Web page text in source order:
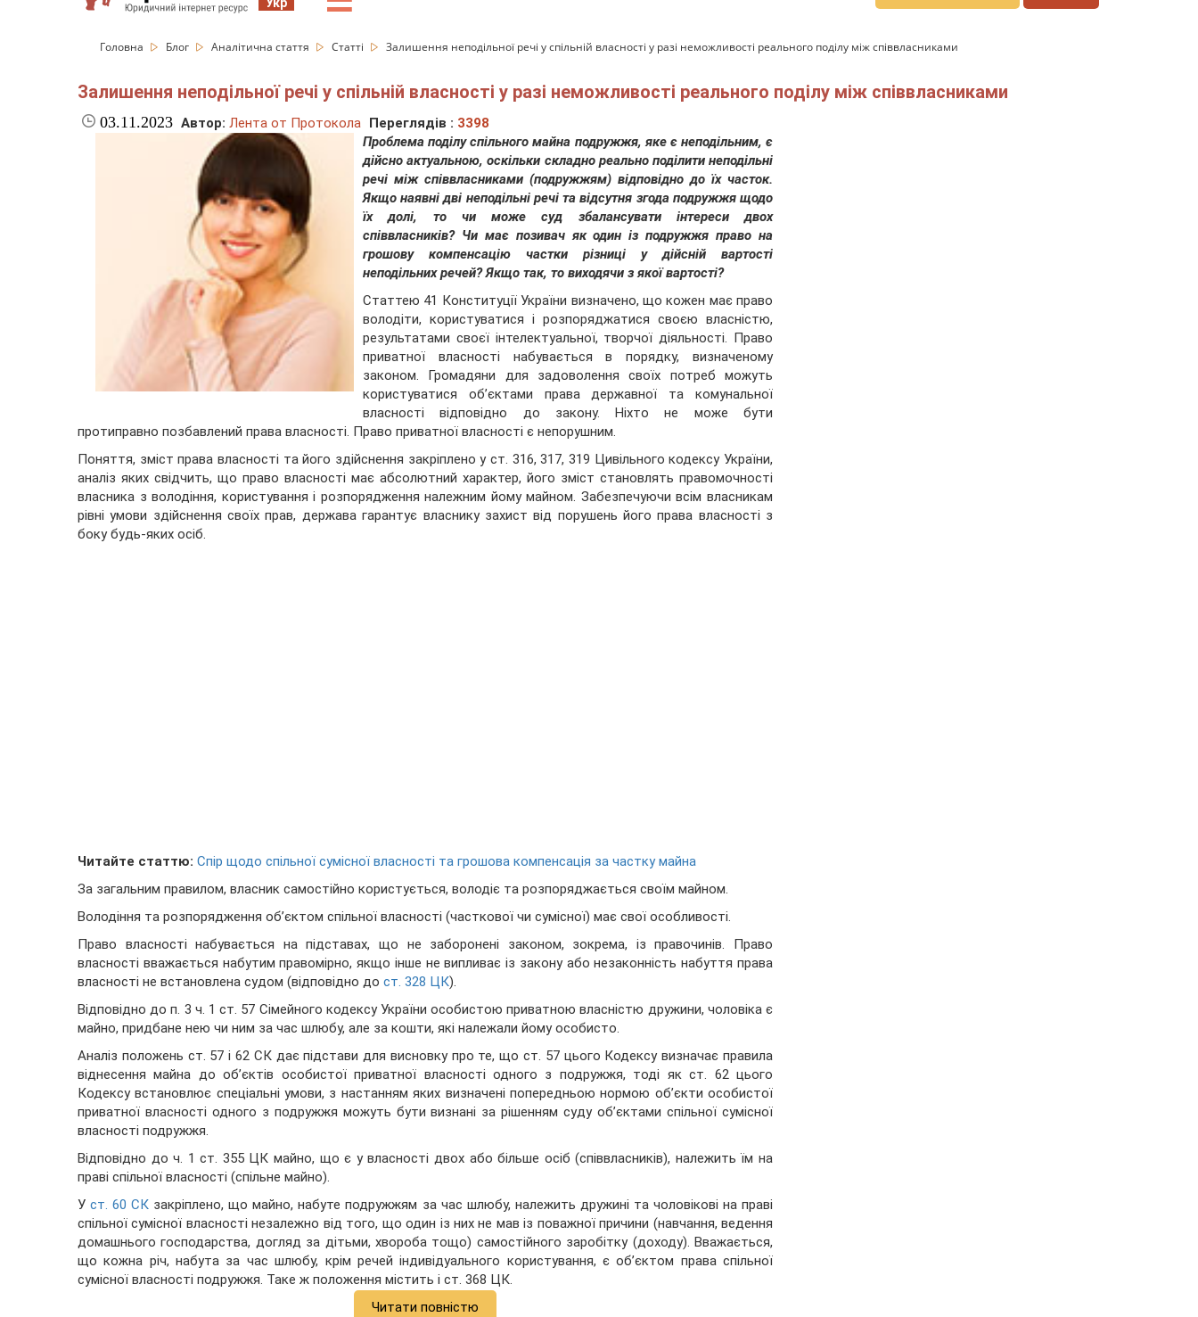
Головна Блог Аналітична стаття Статті Залишення неподільної речі у спільній власності у разі неможливості реального поділу між співвласниками
Залишення неподільної речі у спільній власності у разі неможливості реального поділу між співвласниками
03.11.2023 Автор: Лента от Протокола Переглядів : 3398
Проблема поділу спільного майна подружжя, яке є неподільним, є
дійсно актуальною, оскільки складно реально поділити неподільні
речі між співвласниками (подружжям) відповідно до їх часток.
Якщо наявні дві неподільні речі та відсутня згода подружжя щодо
їх долі, то чи може суд збалансувати інтереси двох
співвласників? Чи має позивач як один із подружжя право на
грошову компенсацію частки різниці у дійсній вартості
неподільних речей? Якщо так, то виходячи з якої вартості?
Статтею 41 Конституції України визначено, що кожен має право
володіти, користуватися і розпоряджатися своєю власністю,
результатами своєї інтелектуальної, творчої діяльності. Право
приватної власності набувається в порядку, визначеному
законом. Громадяни для задоволення своїх потреб можуть
користуватися об’єктами права державної та комунальної
власності відповідно до закону. Ніхто не може бути
протиправно позбавлений права власності. Право приватної власності є непорушним.
Поняття, зміст права власності та його здійснення закріплено у ст. 316, 317, 319 Цивільного кодексу України,
аналіз яких свідчить, що право власності має абсолютний характер, його зміст становлять правомочності
власника з володіння, користування і розпорядження належним йому майном. Забезпечуючи всім власникам
рівні умови здійснення своїх прав, держава гарантує власнику захист від порушень його права власності з
боку будь-яких осіб.
Читайте статтю: Спір щодо спільної сумісної власності та грошова компенсація за частку майна
За загальним правилом, власник самостійно користується, володіє та розпоряджається своїм майном.
Володіння та розпорядження об’єктом спільної власності (часткової чи сумісної) має свої особливості.
Право власності набувається на підставах, що не заборонені законом, зокрема, із правочинів. Право
власності вважається набутим правомірно, якщо інше не випливає із закону або незаконність набуття права
власності не встановлена судом (відповідно до ст. 328 ЦК).
Відповідно до п. 3 ч. 1 ст. 57 Сімейного кодексу України особистою приватною власністю дружини, чоловіка є
майно, придбане нею чи ним за час шлюбу, але за кошти, які належали йому особисто.
Аналіз положень ст. 57 і 62 СК дає підстави для висновку про те, що ст. 57 цього Кодексу визначає правила
віднесення майна до об’єктів особистої приватної власності одного з подружжя, тоді як ст. 62 цього
Кодексу встановлює спеціальні умови, з настанням яких визначені попередньою нормою об’єкти особистої
приватної власності одного з подружжя можуть бути визнані за рішенням суду об’єктами спільної сумісної
власності подружжя.
Відповідно до ч. 1 ст. 355 ЦК майно, що є у власності двох або більше осіб (співвласників), належить їм на
праві спільної власності (спільне майно).
Уст. 60 СК закріплено, що майно, набуте подружжям за час шлюбу, належить дружині та чоловікові на праві
спільної сумісної власності незалежно від того, що один із них не мав із поважної причини (навчання, ведення
домашнього господарства, догляд за дітьми, хвороба тощо) самостійного заробітку (доходу). Вважається,
що кожна річ, набута за час шлюбу, крім речей індивідуального користування, є об’єктом права спільної
сумісної власності подружжя. Таке ж положення містить і ст. 368 ЦК.
Читати повністю